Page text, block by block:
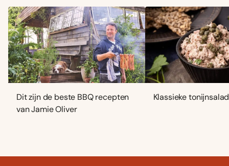
Dit zijn de beste BBQ recepten
van Jamie Oliver
Klassieke